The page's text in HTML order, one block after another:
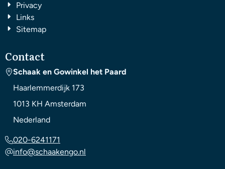
Privacy
Links
Sitemap
Contact
Schaak en Gowinkel het Paard
Haarlemmerdijk 173
1013 KH Amsterdam
Nederland
020-6241171
info@schaakengo.nl